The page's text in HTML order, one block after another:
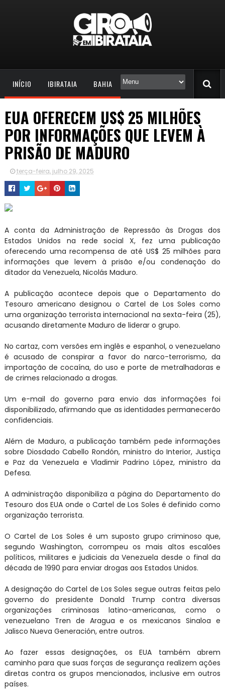
INÍCIO IBIRATAIA BAHIA
EUA OFERECEM US$ 25 MILHÕES
POR INFORMAÇÕES QUE LEVEM À
PRISÃO DE MADURO
terça-feira, julho 29, 2025
A conta da Administração de Repressão às Drogas dos
Estados Unidos na rede social X, fez uma publicação
oferecendo uma recompensa de até US$ 25 milhões para
informações que levem à prisão e/ou condenação do
ditador da Venezuela, Nicolás Maduro.
A publicação acontece depois que o Departamento do
Tesouro americano designou o Cartel de Los Soles como
uma organização terrorista internacional na sexta-feira (25),
acusando diretamente Maduro de liderar o grupo.
No cartaz, com versões em inglês e espanhol, o venezuelano
é acusado de conspirar a favor do narco-terrorismo, da
importação de cocaína, do uso e porte de metralhadoras e
de crimes relacionado a drogas.
Um e-mail do governo para envio das informações foi
disponibilizado, afirmando que as identidades permanecerão
confidenciais.
Além de Maduro, a publicação também pede informações
sobre Diosdado Cabello Rondón, ministro do Interior, Justiça
e Paz da Venezuela e Vladimir Padrino López, ministro da
Defesa.
A administração disponibiliza a página do Departamento do
Tesouro dos EUA onde o Cartel de Los Soles é definido como
organização terrorista.
O Cartel de Los Soles é um suposto grupo criminoso que,
segundo Washington, corrompeu os mais altos escalões
políticos, militares e judiciais da Venezuela desde o final da
década de 1990 para enviar drogas aos Estados Unidos.
A designação do Cartel de Los Soles segue outras feitas pelo
governo do presidente Donald Trump contra diversas
organizações criminosas latino-americanas, como o
venezuelano Tren de Aragua e os mexicanos Sinaloa e
Jalisco Nueva Generación, entre outros.
Ao fazer essas designações, os EUA também abrem
caminho para que suas forças de segurança realizem ações
diretas contra os grupos mencionados, inclusive em outros
países.